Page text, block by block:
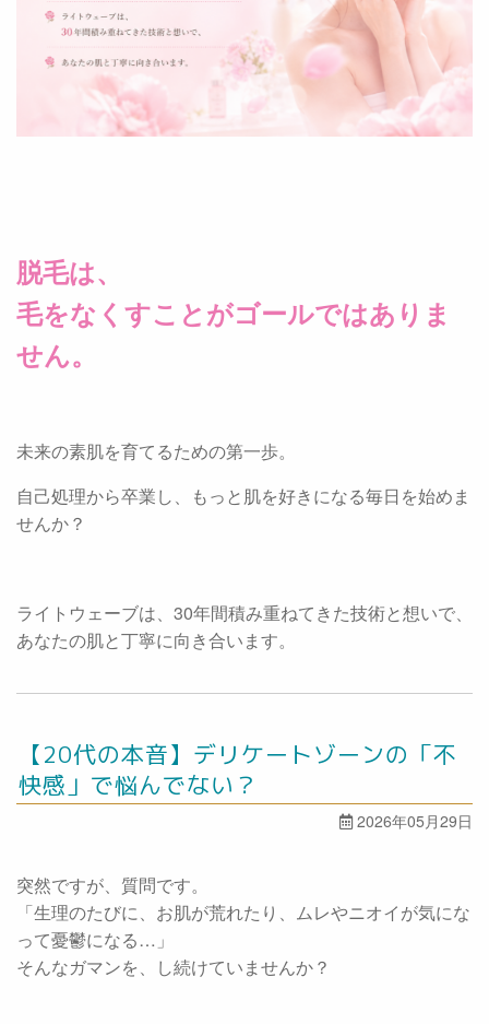
脱毛は、
毛をなくすことがゴールではありま
せん。
未来の素肌を育てるための第一歩。
自己処理から卒業し、もっと肌を好きになる毎日を始めま
せんか？
ライトウェーブは、30年間積み重ねてきた技術と想いで、
あなたの肌と丁寧に向き合います。
【20代の本音】デリケートゾーンの「不
快感」で悩んでない？
2026年05月29日
突然ですが、質問です。
「生理のたびに、お肌が荒れたり、ムレやニオイが気にな
って憂鬱になる…」
そんなガマンを、し続けていませんか？